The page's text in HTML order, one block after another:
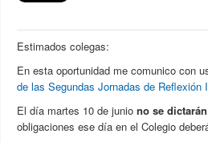
Estimados colegas:
En esta oportunidad me comunico con
de las Segundas Jornadas de Reflexión
El día martes 10 de junio no se
obligaciones ese día en el Colegio